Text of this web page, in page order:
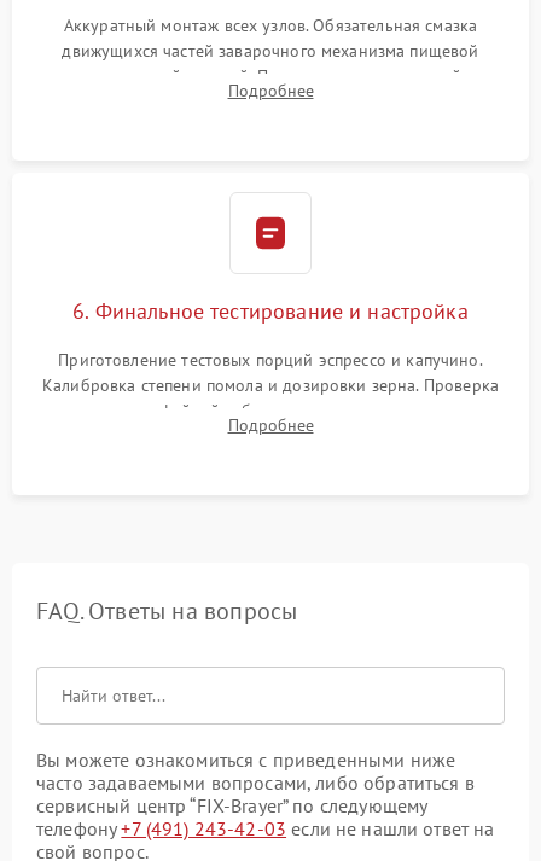
Аккуратный монтаж всех узлов. Обязательная смазка
движущихся частей заварочного механизма пищевой
силиконовой смазкой. Проведение программной
декальцинации и очистки системы от кофейных масел.
Подробнее
6. Финальное тестирование и настройка
Приготовление тестовых порций эспрессо и капучино.
Калибровка степени помола и дозировки зерна. Проверка
плотности кофейной таблетки, температуры напитка и
качества молочной пены. Контроль отсутствия посторонних
Подробнее
FAQ. Ответы на вопросы
Вы можете ознакомиться с приведенными ниже
часто задаваемыми вопросами, либо обратиться в
сервисный центр “FIX-Brayer” по следующему
телефону+7 (491) 243-42-03 если не нашли ответ на
свой вопрос.